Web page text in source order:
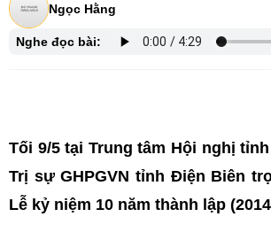
Ngọc Hằng
Nghe đọc bài:
Tối 9/5 tại Trung tâm Hội nghị
Trị sự GHPGVN tỉnh Điện Biên
Lễ kỷ niệm 10 năm thành lập